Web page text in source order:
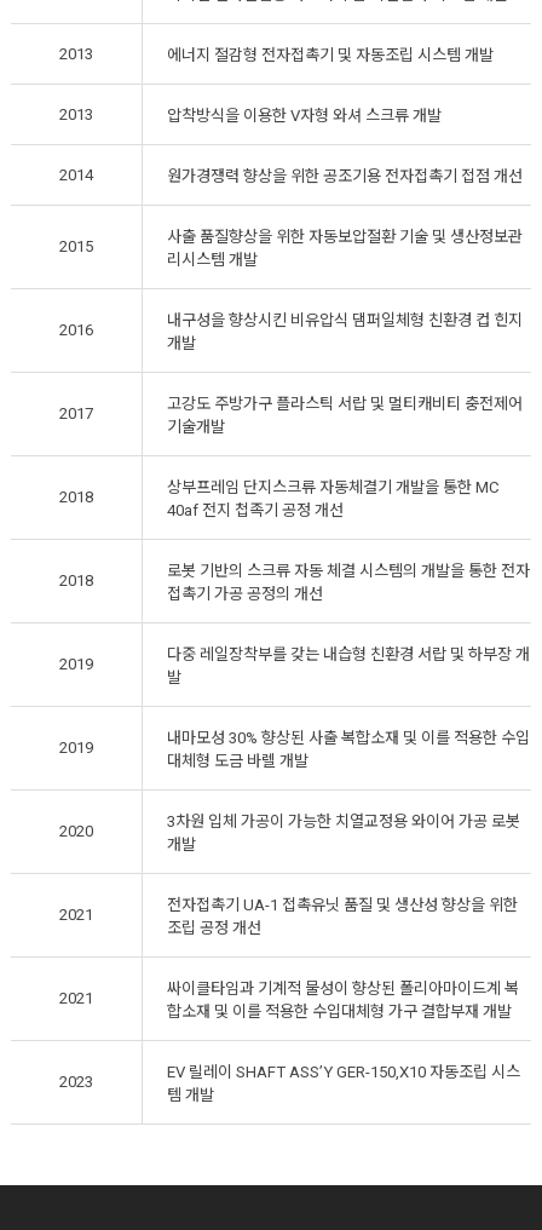
2013 에너지 절감형 전자접촉기 및 자동조립 시스템 개발
2013 압착방식을 이용한 V자형 와셔 스크류 개발
2014 원가경쟁력 향상을 위한 공조기용 전자접촉기 접점 개선
2015
사출 품질향상을 위한 자동보압절환 기술 및 생산정보관
리시스템 개발
2016
내구성을 향상시킨 비유압식 댐퍼일체형 친환경 컵 힌지
개발
2017
고강도 주방가구 플라스틱 서랍 및 멀티캐비티 충전제어
기술개발
2018
상부프레임 단지스크류 자동체결기 개발을 통한 MC
40af 전지 첩족기 공정 개선
2018
로봇 기반의 스크류 자동 체결 시스템의 개발을 통한 전자
접촉기 가공 공정의 개선
2019
다중 레일장착부를 갖는 내습형 친환경 서랍 및 하부장 개
발
2019
내마모성 30% 향상된 사출 복합소재 및 이를 적용한 수입
대체형 도금 바렐 개발
2020
3차원 입체 가공이 가능한 치열교정용 와이어 가공 로봇
개발
2021
전자접촉기 UA-1 접촉유닛 품질 및 생산성 향상을 위한
조립 공정 개선
2021
싸이클타임과 기계적 물성이 향상된 폴리아마이드계 복
합소재 및 이를 적용한 수입대체형 가구 결합부재 개발
2023
EV 릴레이 SHAFT ASS’Y GER-150,X10 자동조립 시스
템 개발